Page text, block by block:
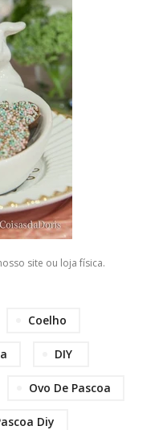
site ou loja física.
Coelho
DIY
Ovo De Pascoa
Diy